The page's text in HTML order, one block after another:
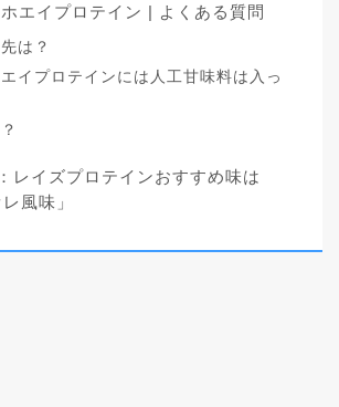
エイプロテイン | よくある質問
は？
イプロテインには人工甘味料は入っ
レイズプロテインおすすめ味は
風味」